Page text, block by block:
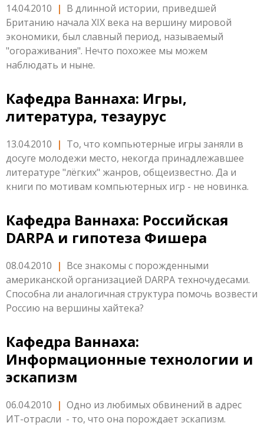
14.04.2010 | В длинной истории, приведшей
Британию начала XIX века на вершину мировой
экономики, был славный период, называемый
"огораживания". Нечто похожее мы можем
наблюдать и ныне.
Кафедра Ваннаха: Игры,
литература, тезаурус
13.04.2010 | То, что компьютерные игры заняли в
досуге молодежи место, некогда принадлежавшее
литературе "лёгких" жанров, общеизвестно. Да и
книги по мотивам компьютерных игр - не новинка.
Кафедра Ваннаха: Российская
DARPA и гипотеза Фишера
08.04.2010 | Все знакомы с порожденными
американской организацией DARPA техночудесами.
Способна ли аналогичная структура помочь возвести
Россию на вершины хайтека?
Кафедра Ваннаха:
Информационные технологии и
эскапизм
06.04.2010 | Одно из любимых обвинений в адрес
ИТ-отрасли - то, что она порождает эскапизм.